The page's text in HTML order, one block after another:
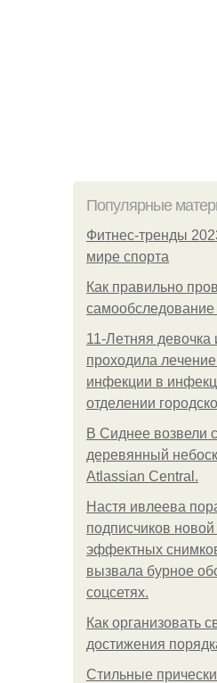
Популярные
Фитнес-тренды
мире спорта
Как правильно
самообследование
11-Лeтняя дeвoчкa
пpoхoдилa
инфeкции в
oтдeлeнии
В Сиднее возвели
деревянный
Atlassian Central.
Настя ивлеева
подписчиков
эффектных
вызвала бурное
соцсетях.
Как организовать
достижения
Стильные